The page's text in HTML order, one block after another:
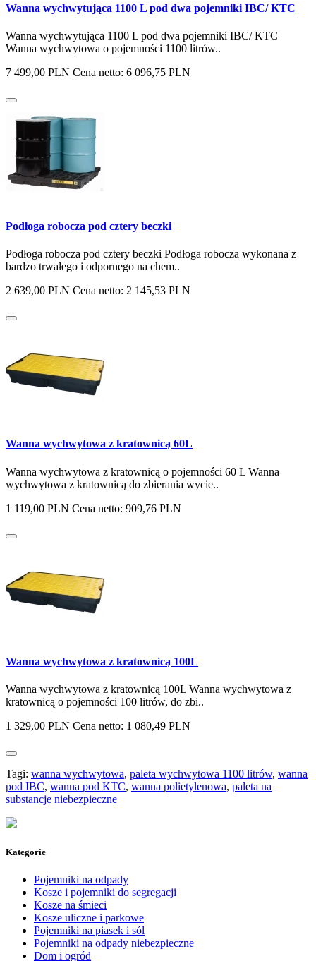
Wanna wychwytująca 1100 L pod dwa pojemniki IBC/ KTC
Wanna wychwytująca 1100 L pod dwa pojemniki IBC/ KTC
Wanna wychwytowa o pojemności 1100 litrów..
7 499,00 PLN Cena netto: 6 096,75 PLN
Podłoga robocza pod cztery beczki
Podłoga robocza pod cztery beczki Podłoga robocza wykonana z
bardzo trwałego i odpornego na chem..
2 639,00 PLN Cena netto: 2 145,53 PLN
Wanna wychwytowa z kratownicą 60L
Wanna wychwytowa z kratownicą o pojemności 60 L Wanna
wychwytowa z kratownicą do zbierania wycie..
1 119,00 PLN Cena netto: 909,76 PLN
Wanna wychwytowa z kratownicą 100L
Wanna wychwytowa z kratownicą 100L Wanna wychwytowa z
kratownicą o pojemności 100 litrów, do zbi..
1 329,00 PLN Cena netto: 1 080,49 PLN
Tagi: wanna wychwytowa, paleta wychwytowa 1100 litrów, wanna
pod IBC, wanna pod KTC, wanna polietylenowa, paleta na
substancje niebezpieczne
Kategorie
Pojemniki na odpady
Kosze i pojemniki do segregacji
Kosze na śmieci
Kosze uliczne i parkowe
Pojemniki na piasek i sól
Pojemniki na odpady niebezpieczne
Dom i ogród